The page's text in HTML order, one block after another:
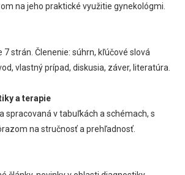
na jeho praktické využitie gynekológmi.
strán. Členenie: súhrn, kľúčové slová
vlastný prípad, diskusia, záver, literatúra.
a terapie
spracovaná v tabuľkách a schémach, s
na stručnosť a prehľadnosť.